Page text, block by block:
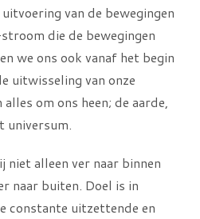
van de bewegingen
die de bewegingen
we ons ook vanaf het begin
uitwisseling van onze
om ons heen; de aarde,
universum.
niet alleen ver naar binnen
naar buiten. Doel is in
constante uitzettende en